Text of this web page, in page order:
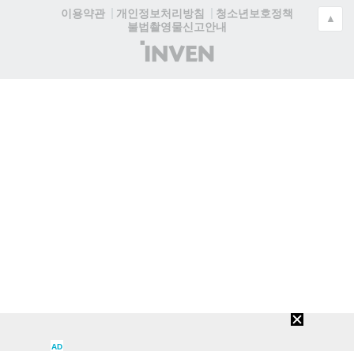
이용약관
개인정보처리방침
청소년보호정책
불법촬영물신고안내
(주)
인
▲
AD